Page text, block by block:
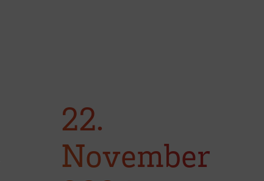
22.
November